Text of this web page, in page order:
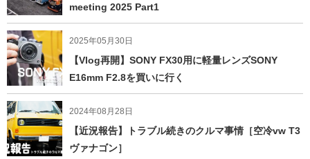
meeting 2025 Part1
2025年05月30日
【Vlog再開】SONY FX30用に軽量レンズSONY
E16mm F2.8を買いに行く
2024年08月28日
【近況報告】トラブル続きのクルマ事情［空冷vw T3
ヴァナゴン］